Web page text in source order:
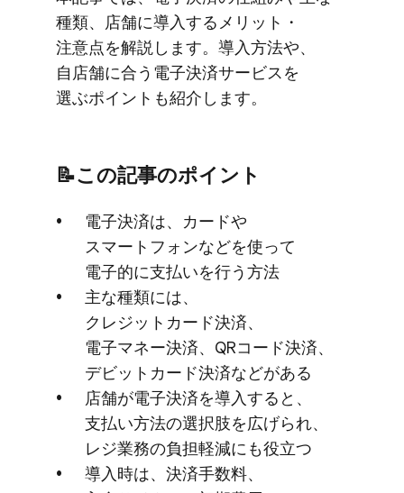
種類、​店舗に​導入する​メリット・​
注意点を​解説します。​導入方​法や、​
自店舗に​合う​電子決済サービスを​
選ぶポイントも​紹介します。
📝この​記事の​ポイント
電子決済は、​カードや​
スマートフォンなどを​使って​
電子的に​支払いを​行う方​法
主な​種類には、​
クレジットカード決済、​
電子マネー決済、​QRコード決済、​
デビットカード決済などが​ある
店舗が​電子決済を​導入すると、​
支払い方​法の​選択肢を​広げられ、​
レジ業務の​負担軽減にも​役立つ
導入時は、​決済手数料、​